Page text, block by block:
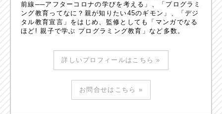
前線──アフターコロナの学びを考える」、「プログラミ
ング教育ってなに？親が知りたい45のギモン」、「デジ
タル教育宣言」をはじめ、監修としても「マンガでなる
ほど! 親子で学ぶ プログラミング教育」など多数。
詳しいプロフィールはこちら »
お問合せはこちら »